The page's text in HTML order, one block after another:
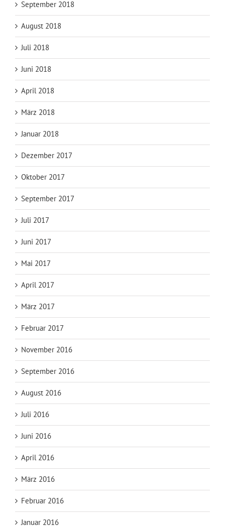
September 2018
August 2018
Juli 2018
Juni 2018
April 2018
März 2018
Januar 2018
Dezember 2017
Oktober 2017
September 2017
Juli 2017
Juni 2017
Mai 2017
April 2017
März 2017
Februar 2017
November 2016
September 2016
August 2016
Juli 2016
Juni 2016
April 2016
März 2016
Februar 2016
Januar 2016